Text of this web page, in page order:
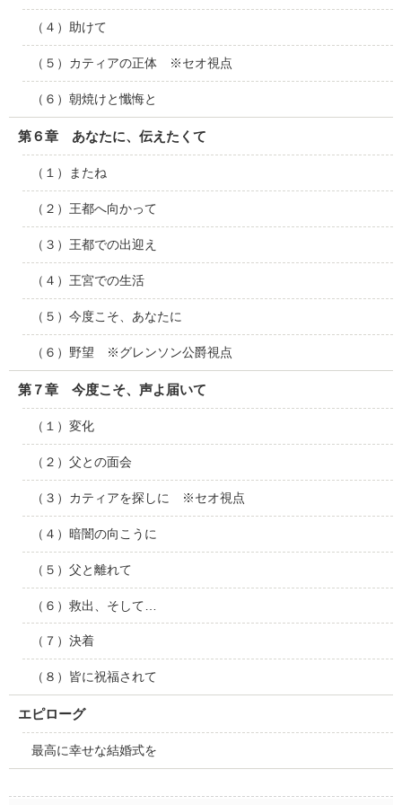
（４）助けて
（５）カティアの正体 ※セオ視点
（６）朝焼けと懺悔と
第６章 あなたに、伝えたくて
（１）またね
（２）王都へ向かって
（３）王都での出迎え
（４）王宮での生活
（５）今度こそ、あなたに
（６）野望 ※グレンソン公爵視点
第７章 今度こそ、声よ届いて
（１）変化
（２）父との面会
（３）カティアを探しに ※セオ視点
（４）暗闇の向こうに
（５）父と離れて
（６）救出、そして…
（７）決着
（８）皆に祝福されて
エピローグ
最高に幸せな結婚式を